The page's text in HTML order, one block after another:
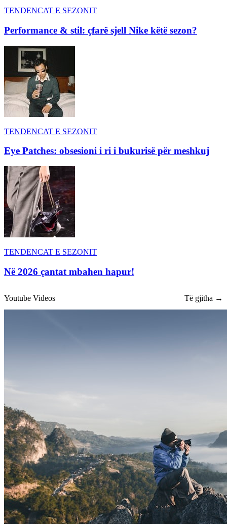
TENDENCAT E SEZONIT
Performance & stil: çfarë sjell Nike këtë sezon?
TENDENCAT E SEZONIT
Eye Patches: obsesioni i ri i bukurisë për meshkuj
TENDENCAT E SEZONIT
Në 2026 çantat mbahen hapur!
Youtube Videos Të gjitha →